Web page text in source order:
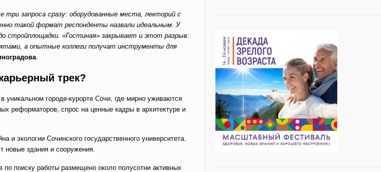
запроса сразу: оборудованные места, лекторий с
такой формат респонденты назвали идеальным. У
стройплощадки. «Гостиная» закрывает и этот разрыв:
а опытные коллеги получат инструменты для
.
трек?
городе-курорте Сочи, где мирно уживаются
реформаторов, спрос на ценные кадры в архитектуре и
экологии Сочинского государственного университета.
новые здания и сооружения.
поиску работы размещено около полусотни активных